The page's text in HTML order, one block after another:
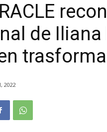
de
2022